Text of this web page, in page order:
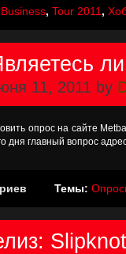
, Tour 2011 ,
11, 2011 by
опрос на сайте
дня главный вопрос
Темы: